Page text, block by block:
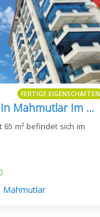
FERTIGE EIGENSCHAFTEN
Möblierte 1+1-Wohnung In Mahmutlar Im Yekta Trade Center
m² befindet sich im
Mahmutlar